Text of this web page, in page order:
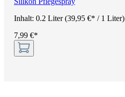
Inhalt: 0.2 Liter(39,95 €* / 1 Liter)
7,99 €*